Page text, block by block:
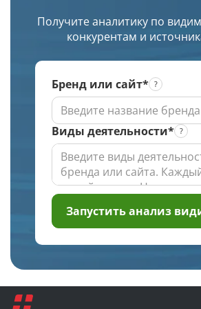
глубине
проверки
Получите аналитику по
конкурентам и
Бренд или сайт*
Виды деятельности*
Запустить анализ